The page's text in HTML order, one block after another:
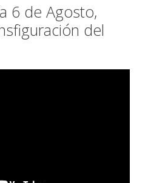
6 de Agosto,
del